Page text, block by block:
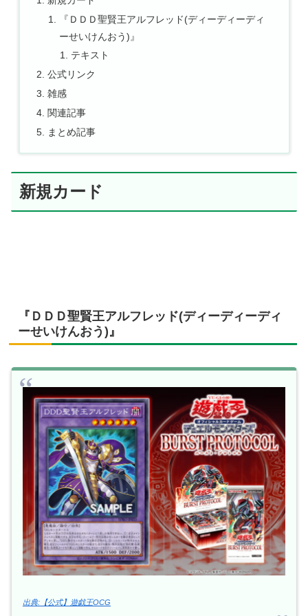
『ＤＤＤ聖賢王アルフレッド(ディーディーディ
ーせいけんおう)』
テキスト
公式リンク
雑感
関連記事
まとめ記事
新規カード
『ＤＤＤ聖賢王アルフレッド(ディーディーディ
ーせいけんおう)』
出典:【公式】遊戯王OCG